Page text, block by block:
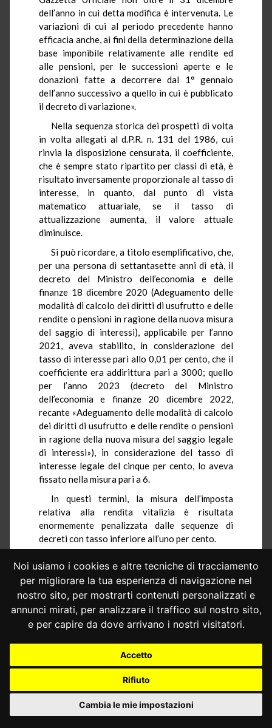
Noi usiamo i cookies e altre tecniche di tracciamento
per migliorare la tua esperienza di navigazione nel
nostro sito, per mostrarti contenuti personalizzati e
annunci mirati, per analizzare il traffico sul nostro sito,
e per capire da dove arrivano i nostri visitatori.
Accetto
Rifiuto
Cambia le mie impostazioni
dell’anno in cui detta modifica è intervenuta. Le
variazioni di cui al periodo precedente hanno
efficacia anche, ai fini della determinazione della
base imponibile relativamente alle rendite ed
alle pensioni, per le successioni aperte e le
donazioni fatte a decorrere dal 1° gennaio
dell’anno successivo a quello in cui è pubblicato
il decreto di variazione».
Nella sequenza storica dei prospetti di volta
in volta allegati al d.P.R. n. 131 del 1986, cui
rinvia la disposizione censurata, il coefficiente,
che è sempre stato ripartito per classi di età, è
risultato inversamente proporzionale al tasso di
interesse, in quanto, dal punto di vista
matematico attuariale, se il tasso di
attualizzazione aumenta, il valore attuale
diminuisce.
Si può ricordare, a titolo esemplificativo, che,
per una persona di settantasette anni di età, il
decreto del Ministro dell’economia e delle
finanze 18 dicembre 2020 (Adeguamento delle
modalità di calcolo dei diritti di usufrutto e delle
rendite o pensioni in ragione della nuova misura
del saggio di interessi), applicabile per l’anno
2021, aveva stabilito, in considerazione del
tasso di interesse pari allo 0,01 per cento, che il
coefficiente era addirittura pari a 3000; quello
per l’anno 2023 (decreto del Ministro
dell’economia e finanze 20 dicembre 2022,
recante «Adeguamento delle modalità di calcolo
dei diritti di usufrutto e delle rendite o pensioni
in ragione della nuova misura del saggio legale
di interessi»), in considerazione del tasso di
interesse legale del cinque per cento, lo aveva
fissato nella misura pari a 6.
In questi termini, la misura dell’imposta
relativa alla rendita vitalizia è risultata
enormemente penalizzata dalle sequenze di
decreti con tasso inferiore all’uno per cento.
decreti ministeriali di volta in volta emanati in
ragione della variazione del tasso legale degli
interessi hanno stabilito i coefficienti di calcolo
in modo identico sia per la rendita vitalizia che
per l’usufrutto vitalizio.
Tuttavia, mentre la regola stabilita per la
determinazione della base imponibile
dell’imposta relativa all’usufrutto impone una
moltiplicazione, al fine di stabilire il valore
per il tasso di interesse, un’analoga previsione